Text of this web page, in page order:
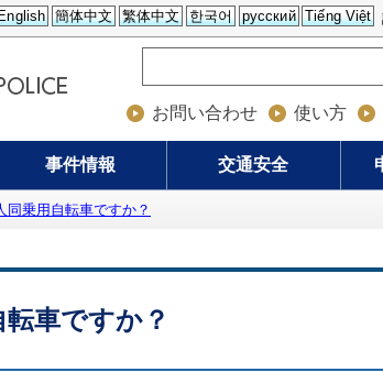
簡体中文 繁体中文 한국어 русский Tiếng Việt
お問い合わせ 使い方
事件情報 交通安全
同乗用自転車ですか？
車ですか？